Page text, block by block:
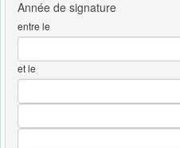
entre le
et le